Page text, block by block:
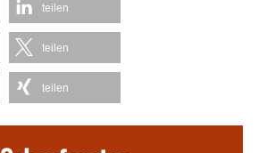
teilen
teilen
teilen